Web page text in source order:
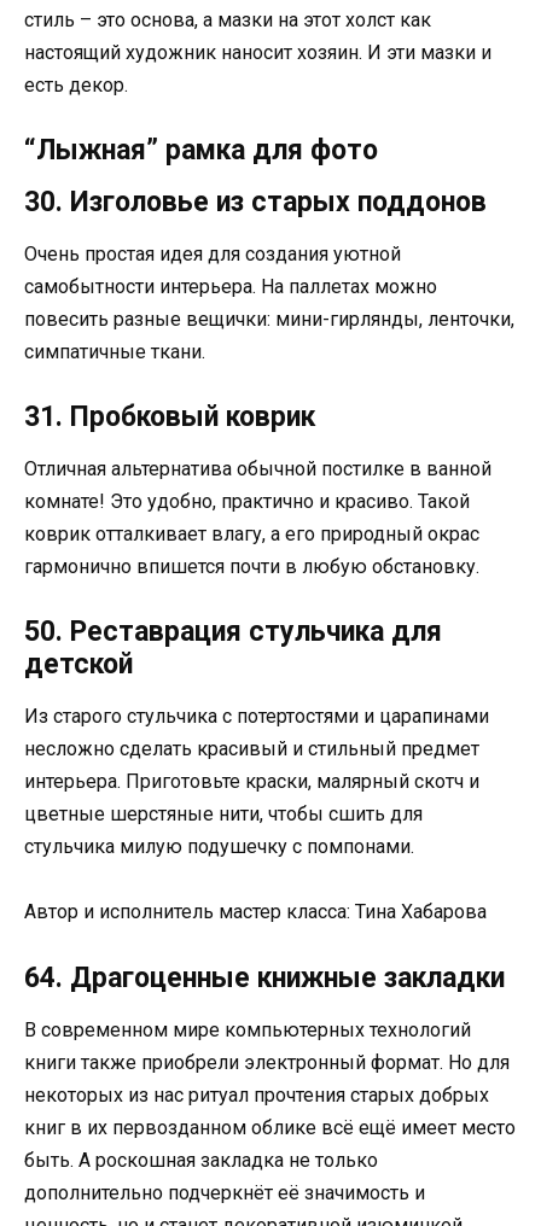
стиль – это основа, а мазки на этот холст как
настоящий художник наносит хозяин. И эти мазки и
есть декор.
“Лыжная” рамка для фото
30. Изголовье из старых поддонов
Очень простая идея для создания уютной
самобытности интерьера. На паллетах можно
повесить разные вещички: мини-гирлянды, ленточки,
симпатичные ткани.
31. Пробковый коврик
Отличная альтернатива обычной постилке в ванной
комнате! Это удобно, практично и красиво. Такой
коврик отталкивает влагу, а его природный окрас
гармонично впишется почти в любую обстановку.
50. Реставрация стульчика для
детской
Из старого стульчика с потертостями и царапинами
несложно сделать красивый и стильный предмет
интерьера. Приготовьте краски, малярный скотч и
цветные шерстяные нити, чтобы сшить для
стульчика милую подушечку с помпонами.
Автор и исполнитель мастер класса: Тина Хабарова
64. Драгоценные книжные закладки
В современном мире компьютерных технологий
книги также приобрели электронный формат. Но для
некоторых из нас ритуал прочтения старых добрых
книг в их первозданном облике всё ещё имеет место
быть. А роскошная закладка не только
дополнительно подчеркнёт её значимость и